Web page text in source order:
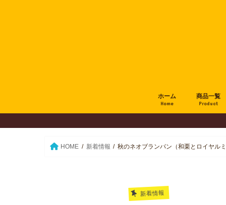
ホーム
Home
商品一覧
Product
HOME 新着情報 秋のネオブランパン（和栗とロイヤル
新着情報